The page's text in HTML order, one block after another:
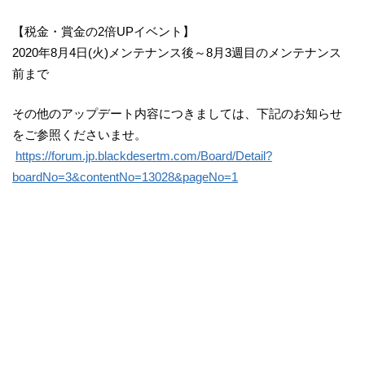
【税金・賞金の2倍UPイベント】
2020年8月4日(火)メンテナンス後～8月3週目のメンテナンス
前まで
その他のアップデート内容につきましては、下記のお知らせ
をご参照くださいませ。
https://forum.jp.blackdesertm.com/Board/Detail?
boardNo=3&contentNo=13028&pageNo=1